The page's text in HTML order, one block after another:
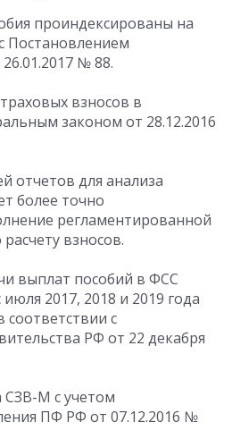
проиндексированы на
Постановлением
№ 88.
взносов в
законом от 28.12.2016
отчетов для анализа
более точно
регламентированной
взносов.
выплат пособий в ФСС
2017, 2018 и 2019 года
соответствии с
РФ от 22 декабря
М с учетом
ПФ РФ от 07.12.2016 №